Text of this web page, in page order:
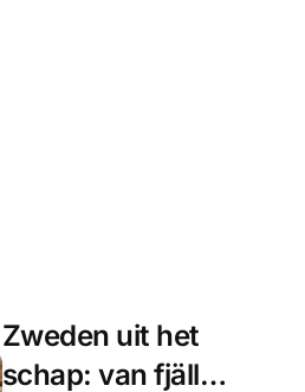
Zweden uit het
schap: van fjäll-